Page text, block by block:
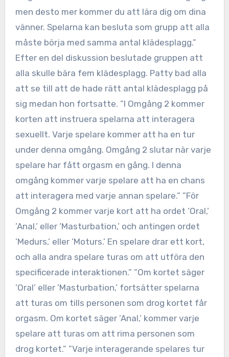
men desto mer kommer du att lära dig om dina
vänner. Spelarna kan besluta som grupp att alla
måste börja med samma antal klädesplagg.”
Efter en del diskussion beslutade gruppen att
alla skulle bära fem klädesplagg. Patty bad alla
att se till att de hade rätt antal klädesplagg på
sig medan hon fortsatte. ”I Omgång 2 kommer
korten att instruera spelarna att interagera
sexuellt. Varje spelare kommer att ha en tur
under denna omgång. Omgång 2 slutar när varje
spelare har fått orgasm en gång. I denna
omgång kommer varje spelare att ha en chans
att interagera med varje annan spelare.” ”För
Omgång 2 kommer varje kort att ha ordet ’Oral,’
’Anal,’ eller ’Masturbation,’ och antingen ordet
’Medurs,’ eller ’Moturs.’ En spelare drar ett kort,
och alla andra spelare turas om att utföra den
specificerade interaktionen.” ”Om kortet säger
’Oral’ eller ’Masturbation,’ fortsätter spelarna
att turas om tills personen som drog kortet får
orgasm. Om kortet säger ’Anal,’ kommer varje
spelare att turas om att rima personen som
drog kortet.” ”Varje interagerande spelares tur